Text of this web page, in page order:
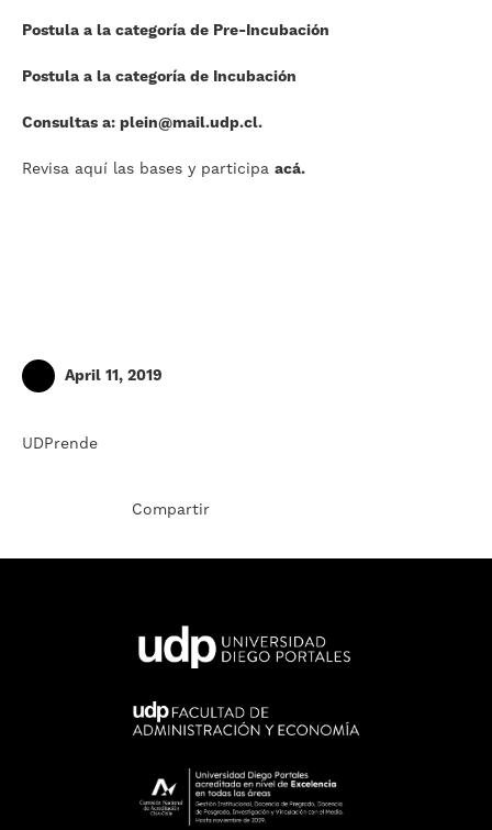
Postula a la categoría de Pre-Incubación
Postula a la categoría de Incubación
Consultas a: plein@mail.udp.cl.
Revisa aquí las bases y participa acá.
April 11, 2019
UDPrende
Compartir